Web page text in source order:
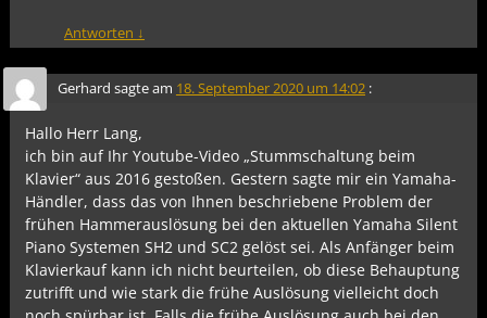
Antworten ↓
Gerhard sagte am 18. September 2020 um 14:02 :
Hallo Herr Lang,
ich bin auf Ihr Youtube-Video „Stummschaltung beim
Klavier“ aus 2016 gestoßen. Gestern sagte mir ein Yamaha-
Händler, dass das von Ihnen beschriebene Problem der
frühen Hammerauslösung bei den aktuellen Yamaha Silent
Piano Systemen SH2 und SC2 gelöst sei. Als Anfänger beim
Klavierkauf kann ich nicht beurteilen, ob diese Behauptung
zutrifft und wie stark die frühe Auslösung vielleicht doch